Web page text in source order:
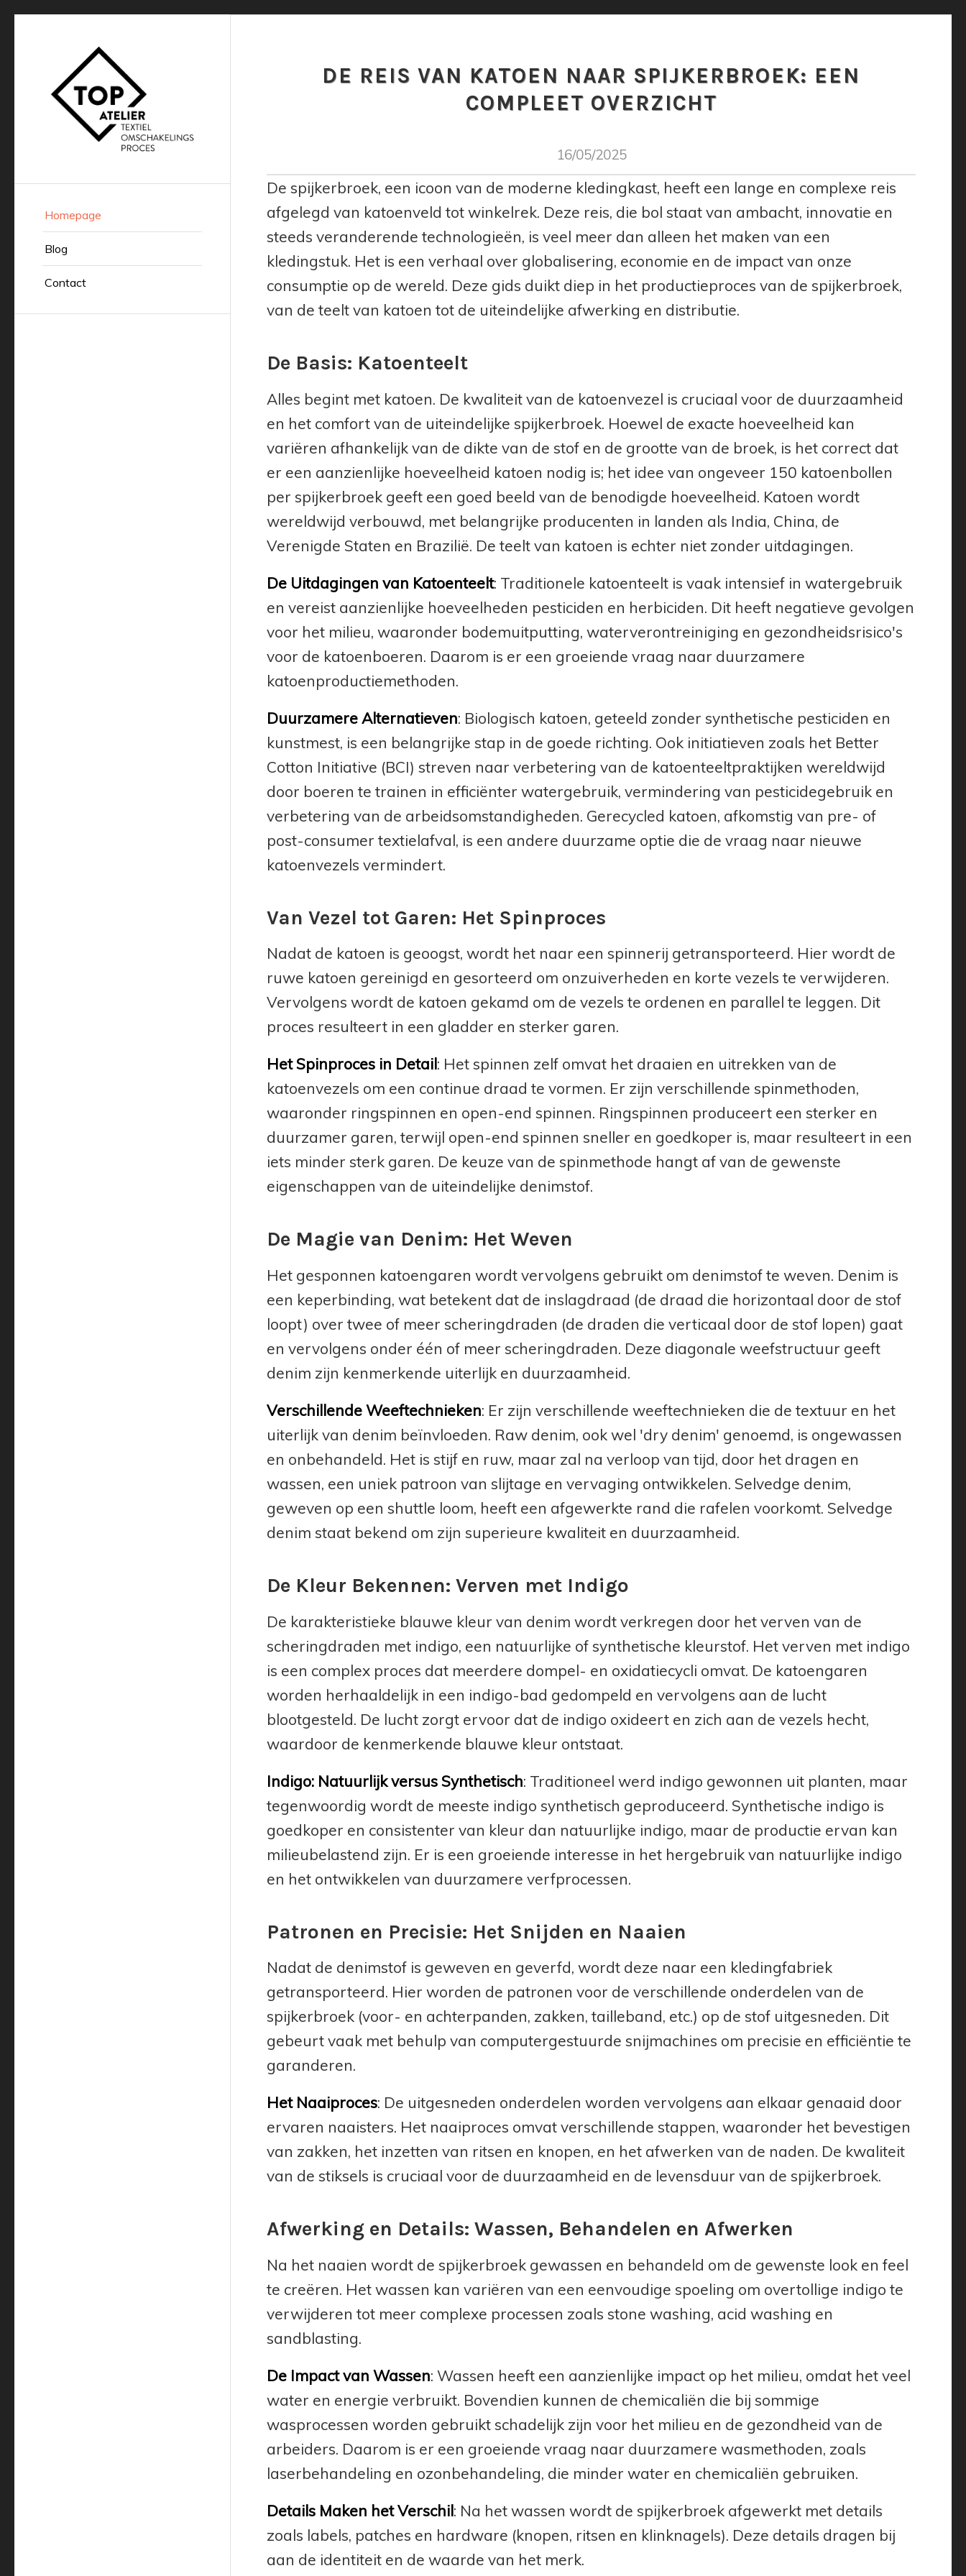
Homepage
Blog
Contact
DE REIS VAN KATOEN NAAR SPIJKERBROEK: EEN
COMPLEET OVERZICHT
16/05/2025
De spijkerbroek, een icoon van de moderne kledingkast, heeft een lange en complexe reis
afgelegd van katoenveld tot winkelrek. Deze reis, die bol staat van ambacht, innovatie en
steeds veranderende technologieën, is veel meer dan alleen het maken van een
kledingstuk. Het is een verhaal over globalisering, economie en de impact van onze
consumptie op de wereld. Deze gids duikt diep in het productieproces van de spijkerbroek,
van de teelt van katoen tot de uiteindelijke afwerking en distributie.
De Basis: Katoenteelt
Alles begint met katoen. De kwaliteit van de katoenvezel is cruciaal voor de duurzaamheid
en het comfort van de uiteindelijke spijkerbroek. Hoewel de exacte hoeveelheid kan
variëren afhankelijk van de dikte van de stof en de grootte van de broek, is het correct dat
er een aanzienlijke hoeveelheid katoen nodig is; het idee van ongeveer 150 katoenbollen
per spijkerbroek geeft een goed beeld van de benodigde hoeveelheid. Katoen wordt
wereldwijd verbouwd, met belangrijke producenten in landen als India, China, de
Verenigde Staten en Brazilië. De teelt van katoen is echter niet zonder uitdagingen.
De Uitdagingen van Katoenteelt: Traditionele katoenteelt is vaak intensief in watergebruik
en vereist aanzienlijke hoeveelheden pesticiden en herbiciden. Dit heeft negatieve gevolgen
voor het milieu, waaronder bodemuitputting, waterverontreiniging en gezondheidsrisico's
voor de katoenboeren. Daarom is er een groeiende vraag naar duurzamere
katoenproductiemethoden.
Duurzamere Alternatieven: Biologisch katoen, geteeld zonder synthetische pesticiden en
kunstmest, is een belangrijke stap in de goede richting. Ook initiatieven zoals het Better
Cotton Initiative (BCI) streven naar verbetering van de katoenteeltpraktijken wereldwijd
door boeren te trainen in efficiënter watergebruik, vermindering van pesticidegebruik en
verbetering van de arbeidsomstandigheden. Gerecycled katoen, afkomstig van pre- of
post-consumer textielafval, is een andere duurzame optie die de vraag naar nieuwe
katoenvezels vermindert.
Van Vezel tot Garen: Het Spinproces
Nadat de katoen is geoogst, wordt het naar een spinnerij getransporteerd. Hier wordt de
ruwe katoen gereinigd en gesorteerd om onzuiverheden en korte vezels te verwijderen.
Vervolgens wordt de katoen gekamd om de vezels te ordenen en parallel te leggen. Dit
proces resulteert in een gladder en sterker garen.
Het Spinproces in Detail: Het spinnen zelf omvat het draaien en uitrekken van de
katoenvezels om een continue draad te vormen. Er zijn verschillende spinmethoden,
waaronder ringspinnen en open-end spinnen. Ringspinnen produceert een sterker en
duurzamer garen, terwijl open-end spinnen sneller en goedkoper is, maar resulteert in een
iets minder sterk garen. De keuze van de spinmethode hangt af van de gewenste
eigenschappen van de uiteindelijke denimstof.
De Magie van Denim: Het Weven
Het gesponnen katoengaren wordt vervolgens gebruikt om denimstof te weven. Denim is
een keperbinding, wat betekent dat de inslagdraad (de draad die horizontaal door de stof
loopt) over twee of meer scheringdraden (de draden die verticaal door de stof lopen) gaat
en vervolgens onder één of meer scheringdraden. Deze diagonale weefstructuur geeft
denim zijn kenmerkende uiterlijk en duurzaamheid.
Verschillende Weeftechnieken: Er zijn verschillende weeftechnieken die de textuur en het
uiterlijk van denim beïnvloeden. Raw denim, ook wel 'dry denim' genoemd, is ongewassen
en onbehandeld. Het is stijf en ruw, maar zal na verloop van tijd, door het dragen en
wassen, een uniek patroon van slijtage en vervaging ontwikkelen. Selvedge denim,
geweven op een shuttle loom, heeft een afgewerkte rand die rafelen voorkomt. Selvedge
denim staat bekend om zijn superieure kwaliteit en duurzaamheid.
De Kleur Bekennen: Verven met Indigo
De karakteristieke blauwe kleur van denim wordt verkregen door het verven van de
scheringdraden met indigo, een natuurlijke of synthetische kleurstof. Het verven met indigo
is een complex proces dat meerdere dompel- en oxidatiecycli omvat. De katoengaren
worden herhaaldelijk in een indigo-bad gedompeld en vervolgens aan de lucht
blootgesteld. De lucht zorgt ervoor dat de indigo oxideert en zich aan de vezels hecht,
waardoor de kenmerkende blauwe kleur ontstaat.
Indigo: Natuurlijk versus Synthetisch: Traditioneel werd indigo gewonnen uit planten, maar
tegenwoordig wordt de meeste indigo synthetisch geproduceerd. Synthetische indigo is
goedkoper en consistenter van kleur dan natuurlijke indigo, maar de productie ervan kan
milieubelastend zijn. Er is een groeiende interesse in het hergebruik van natuurlijke indigo
en het ontwikkelen van duurzamere verfprocessen.
Patronen en Precisie: Het Snijden en Naaien
Nadat de denimstof is geweven en geverfd, wordt deze naar een kledingfabriek
getransporteerd. Hier worden de patronen voor de verschillende onderdelen van de
spijkerbroek (voor- en achterpanden, zakken, tailleband, etc.) op de stof uitgesneden. Dit
gebeurt vaak met behulp van computergestuurde snijmachines om precisie en efficiëntie te
garanderen.
Het Naaiproces: De uitgesneden onderdelen worden vervolgens aan elkaar genaaid door
ervaren naaisters. Het naaiproces omvat verschillende stappen, waaronder het bevestigen
van zakken, het inzetten van ritsen en knopen, en het afwerken van de naden. De kwaliteit
van de stiksels is cruciaal voor de duurzaamheid en de levensduur van de spijkerbroek.
Afwerking en Details: Wassen, Behandelen en Afwerken
Na het naaien wordt de spijkerbroek gewassen en behandeld om de gewenste look en feel
te creëren. Het wassen kan variëren van een eenvoudige spoeling om overtollige indigo te
verwijderen tot meer complexe processen zoals stone washing, acid washing en
sandblasting.
De Impact van Wassen: Wassen heeft een aanzienlijke impact op het milieu, omdat het veel
water en energie verbruikt. Bovendien kunnen de chemicaliën die bij sommige
wasprocessen worden gebruikt schadelijk zijn voor het milieu en de gezondheid van de
arbeiders. Daarom is er een groeiende vraag naar duurzamere wasmethoden, zoals
laserbehandeling en ozonbehandeling, die minder water en chemicaliën gebruiken.
Details Maken het Verschil: Na het wassen wordt de spijkerbroek afgewerkt met details
zoals labels, patches en hardware (knopen, ritsen en klinknagels). Deze details dragen bij
aan de identiteit en de waarde van het merk.